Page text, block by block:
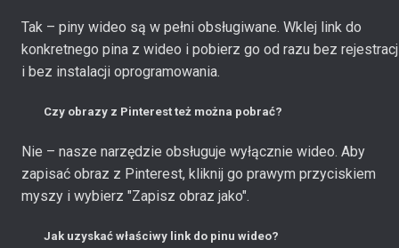
Tak – piny wideo są w pełni obsługiwane. Wklej link do
konkretnego pina z wideo i pobierz go od razu bez
i bez instalacji oprogramowania.
Czy obrazy z Pinterest też można pobrać?
Nie – nasze narzędzie obsługuje wyłącznie wideo. Aby
zapisać obraz z Pinterest, kliknij go prawym przyciskiem
myszy i wybierz "Zapisz obraz jako".
Jak uzyskać właściwy link do pinu wideo?